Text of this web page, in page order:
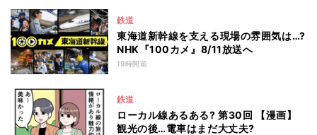
鉄道
東海道新幹線を支える現場の雰囲気は…?
NHK『100カメ』8/11放送へ
19時間前
鉄道
ローカル線あるある? 第30回 【漫画】
観光の後…電車はまだ大丈夫?